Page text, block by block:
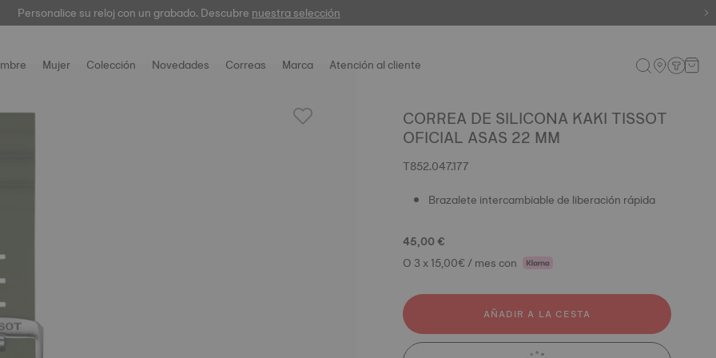
Personalice su reloj con un grabado. Descubrenuestra selección
garantía digital
Mujer Colección Novedades Correas Marca Atención al cliente
CORREA DE SILICONA KAKI TISSOT
OFICIAL ASAS 22 MM
T852.047.177
Brazalete intercambiable de liberación rápida
45,00 €
O 3 x 15,00€ / mes con
AÑADIR A LA CESTA